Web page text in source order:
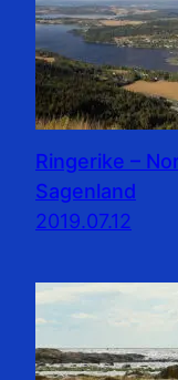
Ringerike –
Sagenland
2019.07.12